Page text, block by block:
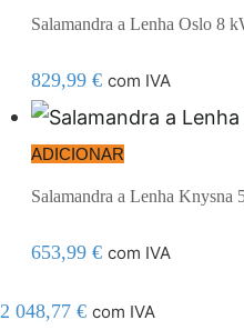
Salamandra a Lenha Oslo 8
829,99 € com IVA
ADICIONAR
Salamandra a Lenha Knysna
653,99 € com IVA
2 048,77 € com IVA